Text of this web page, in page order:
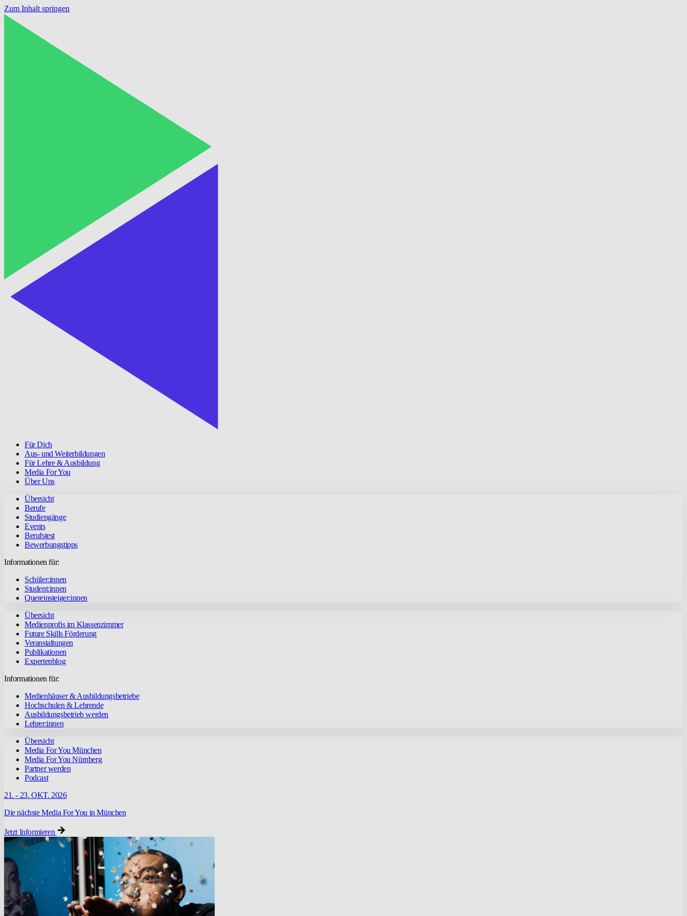
Zum Inhalt springen
Für Dich
Aus- und Weiterbildungen
Für Lehre & Ausbildung
Media For You
Über Uns
Übersicht
Berufe
Studiengänge
Events
Berufstest
Bewerbungstipps
Informationen für:
Schüler:innen
Student:innen
Quereinsteiger:innen
Übersicht
Medienprofis im Klassenzimmer
Future Skills Förderung
Veranstaltungen
Publikationen
Expertenblog
Informationen für:
Medienhäuser & Ausbildungsbetriebe
Hochschulen & Lehrende
Ausbildungsbetrieb werden
Lehrer:innen
Übersicht
Media For You München
Media For You Nürnberg
Partner werden
Podcast
21. - 23. OKT. 2026
Die nächste Media For You in München
Jetzt Informieren